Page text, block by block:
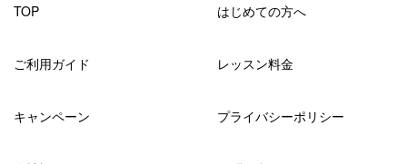
TOP はじめての方へ
ご利用ガイド レッスン料金
キャンペーン プライバシーポリシー